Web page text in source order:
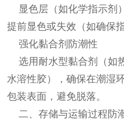
显色层（如化学指示剂
提前显色或失效（如确保
强化黏合剂防潮性
选用耐水型黏合剂（如
水溶性胶），确保在潮湿
包装表面，避免脱落。
二、存储与运输过程防